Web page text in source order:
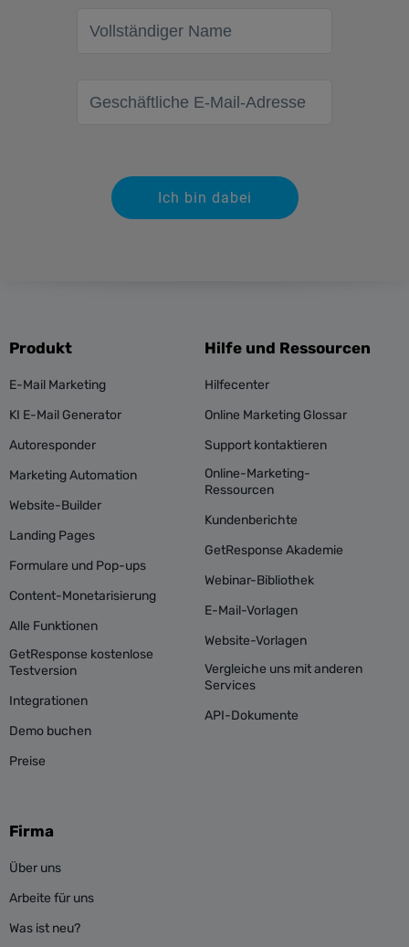
Vollständiger Name
Geschäftliche E-Mail-Adresse
Ich bin dabei
Produkt
E-Mail Marketing
KI E-Mail Generator
Autoresponder
Marketing Automation
Website-Builder
Landing Pages
Formulare und Pop-ups
Content-Monetarisierung
Alle Funktionen
GetResponse kostenlose
Testversion
Integrationen
Demo buchen
Preise
Hilfe und Ressourcen
Hilfecenter
Online Marketing Glossar
Support kontaktieren
Online-Marketing-
Ressourcen
Kundenberichte
GetResponse Akademie
Webinar-Bibliothek
E-Mail-Vorlagen
Website-Vorlagen
Vergleiche uns mit anderen
Services
API-Dokumente
Firma
Über uns
Arbeite für uns
Was ist neu?